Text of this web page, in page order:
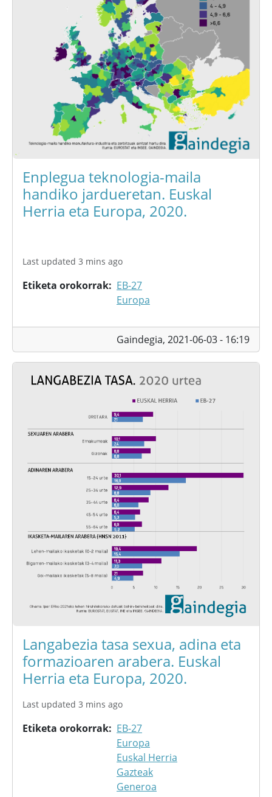
Enplegua teknologia-maila
handiko jardueretan. Euskal
Herria eta Europa, 2020.
Last updated 3 mins ago
Etiketa orokorrak
EB-27
Europa
Gaindegia, 2021-06-03 - 16:19
Langabezia tasa sexua, adina eta
formazioaren arabera. Euskal
Herria eta Europa, 2020.
Last updated 3 mins ago
Etiketa orokorrak
EB-27
Europa
Euskal Herria
Gazteak
Generoa